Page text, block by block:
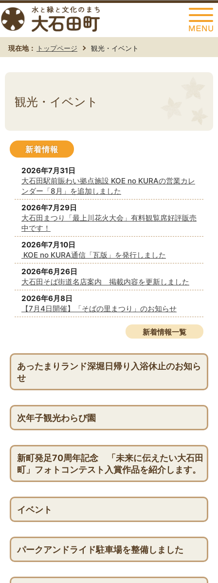
このページの本文へ移動
現在地： トップページ 観光・イベント
観光・イベント
新着情報
2026年7月31日
大石田駅前賑わい拠点施設 KOE no KURAの営業カレ
ンダー「8月」を追加しました
2026年7月29日
大石田まつり「最上川花火大会」有料観覧席好評販売
中です！
2026年7月10日
KOE no KURA通信「瓦版」を発行しました
2026年6月26日
大石田そば街道名店案内 掲載内容を更新しました
2026年6月8日
【7月4日開催】「そばの里まつり」のお知らせ
新着情報一覧
あったまりランド深堀日帰り入浴休止のお知ら
せ
次年子観光わらび園
新町発足70周年記念 「未来に伝えたい大石田
町」フォトコンテスト入賞作品を紹介します。
イベント
パークアンドライド駐車場を整備しました